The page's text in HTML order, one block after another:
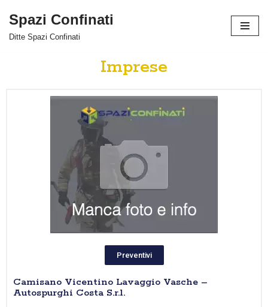
Vai
Spazi Confinati
Ditte Spazi Confinati
Imprese
Preventivi
Camisano Vicentino Lavaggio Vasche –
Autospurghi Costa S.r.l.